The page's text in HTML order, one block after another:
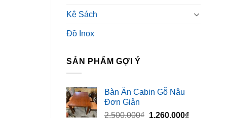
Kệ Sách
Đồ Inox
SẢN PHẨM GỢI Ý
Bàn Ăn Cabin Gỗ Nâu
Đơn Giản
2,500,000₫ Giá
1,260,000₫Giá